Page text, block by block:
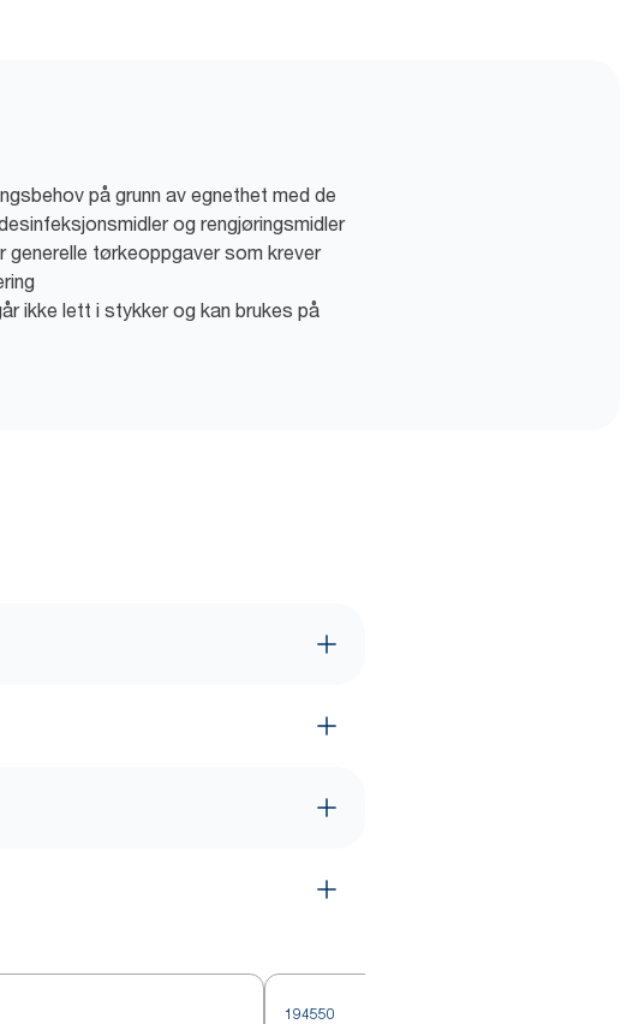
på grunn av egnethet med de
og rengjøringsmidler
generelle tørkeoppgaver som krever
ikke lett i stykker og kan brukes på
194550